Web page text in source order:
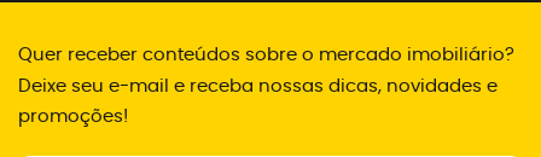
Quer receber conteúdos sobre o mercado imobiliário?
Deixe seu e-mail e receba nossas dicas, novidades e
promoções!